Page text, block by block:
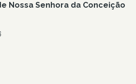
Nossa Senhora da Conceição